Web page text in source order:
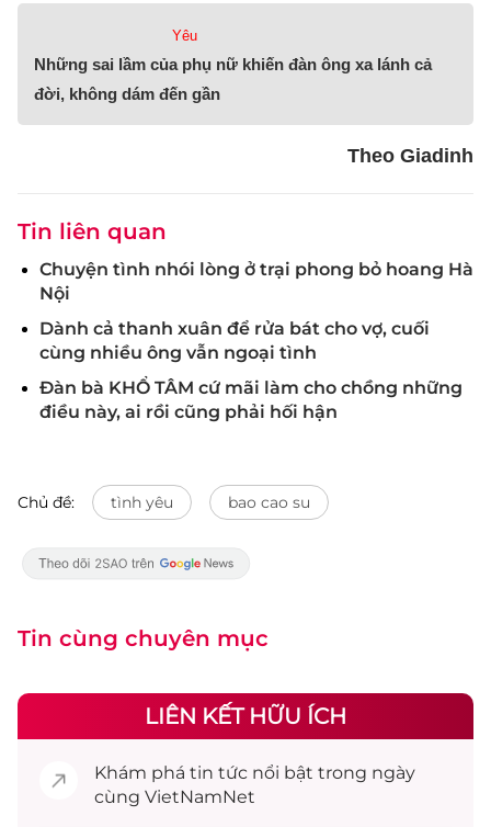
Yêu
Những sai lầm của phụ nữ khiến đàn ông xa lánh cả
đời, không dám đến gần
Theo Giadinh
Tin liên quan
Chuyện tình nhói lòng ở trại phong bỏ hoang Hà
Nội
Dành cả thanh xuân để rửa bát cho vợ, cuối
cùng nhiều ông vẫn ngoại tình
Đàn bà KHỔ TÂM cứ mãi làm cho chồng những
điều này, ai rồi cũng phải hối hận
Chủ đề: tình yêu bao cao su
Tin cùng chuyên mục
LIÊN KẾT HỮU ÍCH
Khám phá tin tức nổi bật trong ngày
cùng VietNamNet